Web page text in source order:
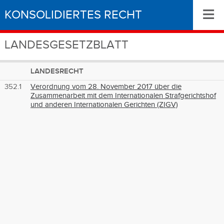
KONSOLIDIERTES RECHT
LANDESGESETZBLATT
≡
LANDESRECHT
352.1
Verordnung vom 28. November 2017 über die
Zusammenarbeit mit dem Internationalen Strafgerichtshof
und anderen Internationalen Gerichten (ZIGV)